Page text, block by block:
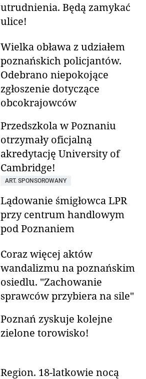
utrudnienia. Będą zamykać
ulice!
Wielka obława z udziałem
poznańskich policjantów.
Odebrano niepokojące
zgłoszenie dotyczące
obcokrajowców
Przedszkola w Poznaniu
otrzymały oficjalną
akredytację University of
Cambridge!
ART. SPONSOROWANY
Lądowanie śmigłowca LPR
przy centrum handlowym
pod Poznaniem
Coraz więcej aktów
wandalizmu na poznańskim
osiedlu. "Zachowanie
sprawców przybiera na sile"
Poznań zyskuje kolejne
zielone torowisko!
Region. 18-latkowie nocą